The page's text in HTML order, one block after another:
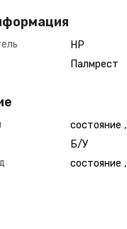
HP
Палмрест
состояние
Б/У
состояние